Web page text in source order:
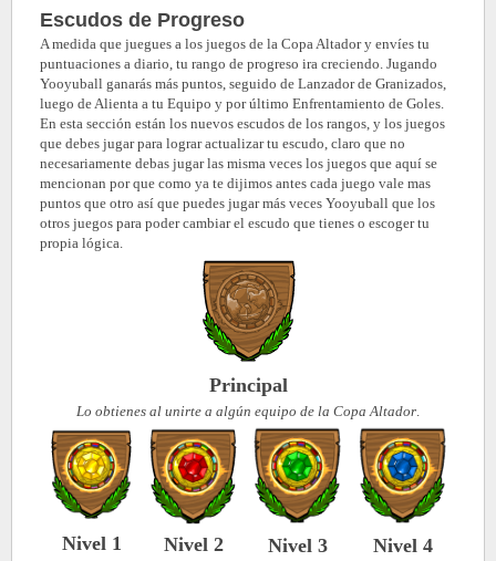
Escudos de Progreso
A medida que juegues a los juegos de la Copa Altador y envíes tu
puntuaciones a diario, tu rango de progreso ira creciendo. Jugando
Yooyuball ganarás más puntos, seguido de Lanzador de Granizados,
luego de Alienta a tu Equipo y por último Enfrentamiento de Goles.
En esta sección están los nuevos escudos de los rangos, y los juegos
que debes jugar para lograr actualizar tu escudo, claro que no
necesariamente debas jugar las misma veces los juegos que aquí se
mencionan por que como ya te dijimos antes cada juego vale mas
puntos que otro así que puedes jugar más veces Yooyuball que los
otros juegos para poder cambiar el escudo que tienes o escoger tu
propia lógica.
Principal
Lo obtienes al unirte a algún equipo de la Copa Altador
Nivel 1 Nivel 2 Nivel 3 Nivel 4